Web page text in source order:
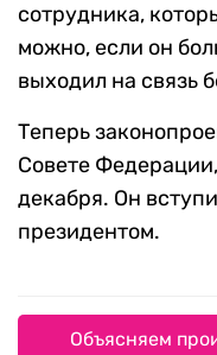
сотрудника,
можно, если он
выходил на связь
Теперь
Совете
декабря. Он
президентом.
Объясняем